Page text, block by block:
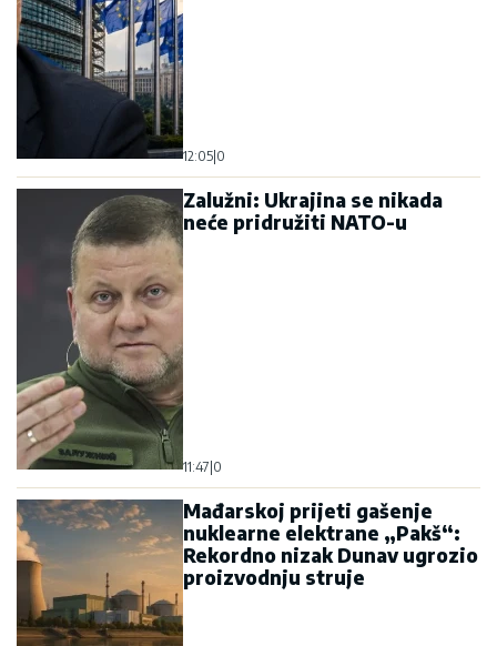
12:05 0
Zalužni: Ukrajina se nikada
neće pridružiti NATO-u
11:47 0
Mađarskoj prijeti gašenje
nuklearne elektrane „Pakš“:
Rekordno nizak Dunav ugrozio
proizvodnju struje